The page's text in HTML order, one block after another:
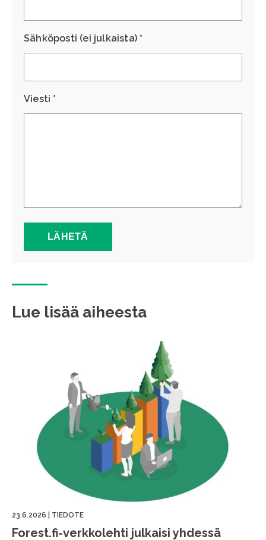
Sähköposti (ei julkaista) *
Viesti *
Lue lisää aiheesta
23.6.2026 TIEDOTE
Forest.fi-verkkolehti julkaisi yhdessä